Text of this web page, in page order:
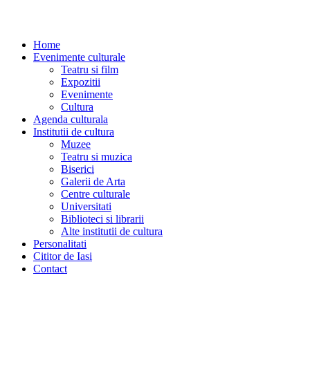
Home
Evenimente culturale
Teatru si film
Expozitii
Evenimente
Cultura
Agenda culturala
Institutii de cultura
Muzee
Teatru si muzica
Biserici
Galerii de Arta
Centre culturale
Universitati
Biblioteci si librarii
Alte institutii de cultura
Personalitati
Cititor de Iasi
Contact